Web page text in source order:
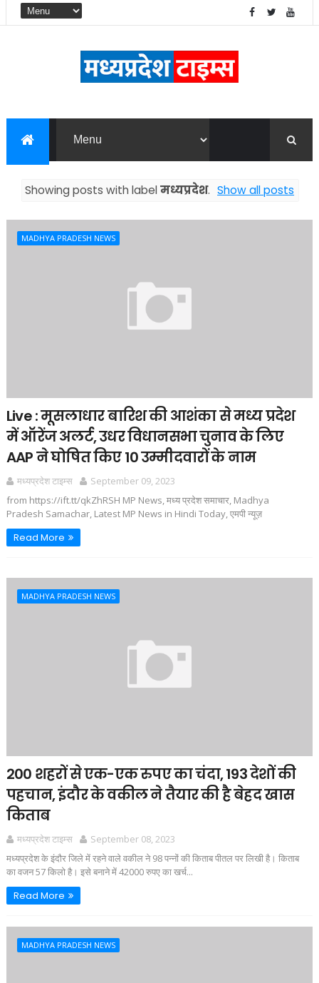
Showing posts with label मध्यप्रदेश. Show all posts
MADHYA PRADESH NEWS
Live : मूसलाधार बारिश की आशंका से मध्य प्रदेश
में ऑरेंज अलर्ट, उधर विधानसभा चुनाव के लिए
AAP ने घोषित किए 10 उम्मीदवारों के नाम
मध्यप्रदेश टाइम्स
September 09, 2023
from https://ift.tt/qkZhRSH MP News, मध्य प्रदेश समाचार, Madhya
Pradesh Samachar, Latest MP News in Hindi Today, एमपी न्यूज़
Read More
MADHYA PRADESH NEWS
200 शहरों से एक-एक रुपए का चंदा, 193 देशों की
पहचान, इंदौर के वकील ने तैयार की है बेहद खास
किताब
मध्यप्रदेश टाइम्स
September 08, 2023
मध्यप्रदेश के इंदौर जिले में रहने वाले वकील ने 98 पन्नों की किताब पीतल पर लिखी है। किताब
का वजन 57 किलो है। इसे बनाने में 42000 रुपए का खर्च...
Read More
MADHYA PRADESH NEWS